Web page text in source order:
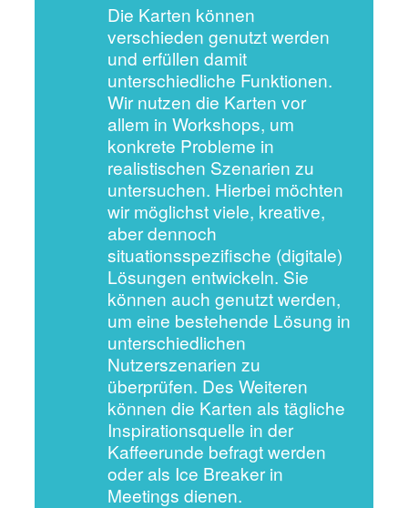
Die Karten können
verschieden genutzt werden
und erfüllen damit
unterschiedliche Funktionen.
Wir nutzen die Karten vor
allem in Workshops, um
konkrete Probleme in
realistischen Szenarien zu
untersuchen. Hierbei möchten
wir möglichst viele, kreative,
aber dennoch
situationsspezifische (digitale)
Lösungen entwickeln. Sie
können auch genutzt werden,
um eine bestehende Lösung in
unterschiedlichen
Nutzerszenarien zu
überprüfen. Des Weiteren
können die Karten als tägliche
Inspirationsquelle in der
Kaffeerunde befragt werden
oder als Ice Breaker in
Meetings dienen.